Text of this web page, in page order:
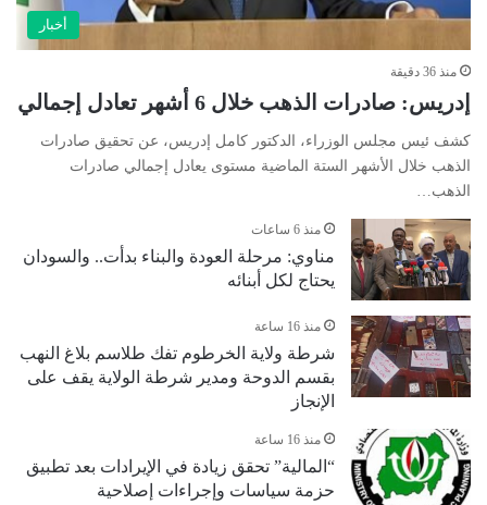
أخبار
منذ 36 دقيقة
إدريس: صادرات الذهب خلال 6 أشهر تعادل إجمالي
كشف ئيس مجلس الوزراء، الدكتور كامل إدريس، عن تحقيق صادرات
الذهب خلال الأشهر الستة الماضية مستوى يعادل إجمالي صادرات
الذهب…
منذ 6 ساعات
مناوي: مرحلة العودة والبناء بدأت.. والسودان
يحتاج لكل أبنائه
منذ 16 ساعة
شرطة ولاية الخرطوم تفك طلاسم بلاغ النهب
بقسم الدوحة ومدير شرطة الولاية يقف على
الإنجاز
منذ 16 ساعة
“المالية” تحقق زيادة في الإيرادات بعد تطبيق
حزمة سياسات وإجراءات إصلاحية